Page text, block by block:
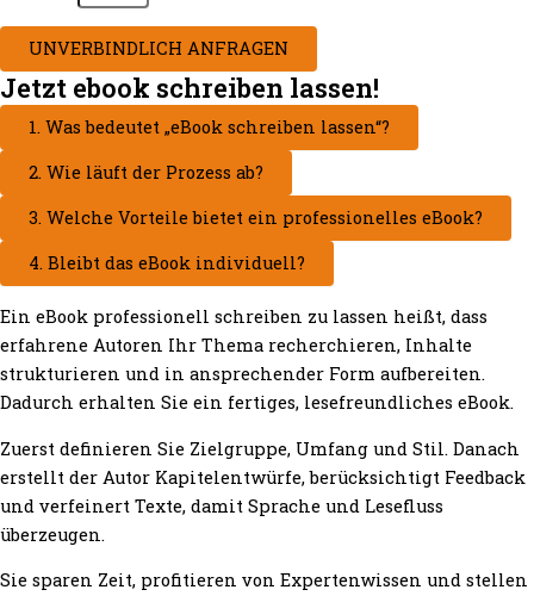
UNVERBINDLICH ANFRAGEN
Jetzt ebook schreiben lassen!
1. Was bedeutet „eBook schreiben lassen“?
2. Wie läuft der Prozess ab?
3. Welche Vorteile bietet ein professionelles eBook?
4. Bleibt das eBook individuell?
Ein eBook professionell schreiben zu lassen heißt, dass
erfahrene Autoren Ihr Thema recherchieren, Inhalte
strukturieren und in ansprechender Form aufbereiten.
Dadurch erhalten Sie ein fertiges, lesefreundliches eBook.
Zuerst definieren Sie Zielgruppe, Umfang und Stil. Danach
erstellt der Autor Kapitelentwürfe, berücksichtigt Feedback
und verfeinert Texte, damit Sprache und Lesefluss
überzeugen.
Sie sparen Zeit, profitieren von Expertenwissen und stellen